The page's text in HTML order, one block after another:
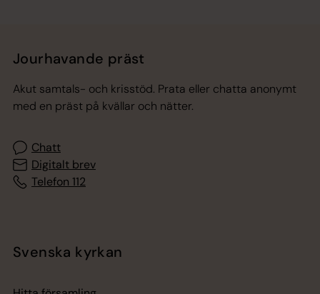
Jourhavande präst
Akut samtals- och krisstöd. Prata eller chatta anonymt
med en präst på kvällar och nätter.
Chatt
Digitalt brev
Telefon 112
Svenska kyrkan